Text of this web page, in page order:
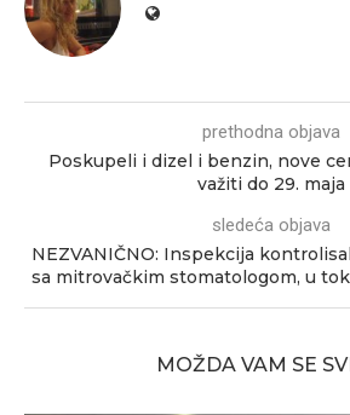
prethodna objava
Poskupeli i dizel i benzin, nove
važiti do 29. maja
sledeća objava
NEZVANIČNO: Inspekcija
sa mitrovačkim stomatologom, u
MOŽDA VAM SE